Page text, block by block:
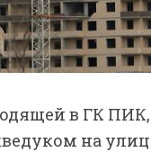
в ГК ПИК,
на